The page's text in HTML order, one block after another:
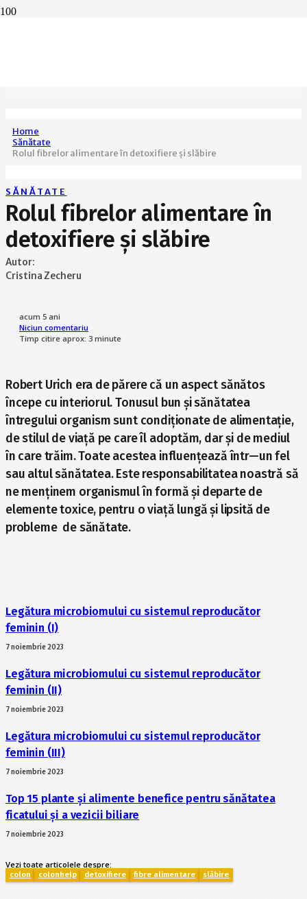
Home
Sănătate
Rolul fibrelor alimentare în detoxifiere și slăbire
SĂNĂTATE
Rolul fibrelor alimentare în
detoxifiere și slăbire
Autor:
Cristina Zecheru
acum 5 ani
Niciun comentariu
Timp citire aprox: 3 minute
Robert Urich era de părere că un aspect sănătos
începe cu interiorul. Tonusul bun și sănătatea
întregului organism sunt condiționate de alimentație,
de stilul de viață pe care îl adoptăm, dar și de mediul
în care trăim. Toate acestea influențează într—un fel
sau altul sănătatea. Este responsabilitatea noastră să
ne menținem organismul în formă și departe de
elemente toxice, pentru o viață lungă și lipsită de
probleme de sănătate.
Legătura microbiomului cu sistemul reproducător
feminin (I)
7 noiembrie 2023
Legătura microbiomului cu sistemul reproducător
feminin (II)
7 noiembrie 2023
Legătura microbiomului cu sistemul reproducător
feminin (III)
7 noiembrie 2023
Top 15 plante și alimente benefice pentru sănătatea
ficatului și a vezicii biliare
7 noiembrie 2023
Vezi toate articolele despre:
colon colonhelp detoxifiere fibre alimentare slăbire